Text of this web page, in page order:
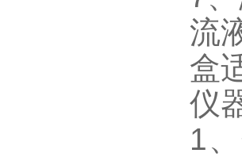
流
盒
仪
1